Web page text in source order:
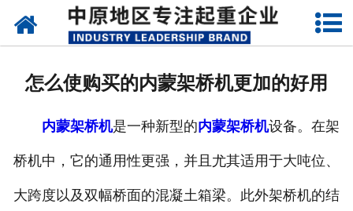
网站首页
怎么使购买的内蒙架桥机更加的好用
内蒙架桥机是一种新型的内蒙架桥机设备。在架
桥机中，它的通用性更强，并且尤其适用于大吨位、
大跨度以及双幅桥面的混凝土箱梁。此外架桥机的结